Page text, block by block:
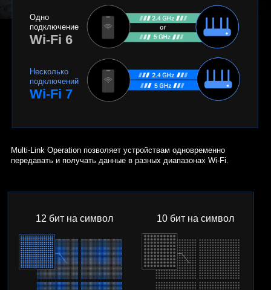
Одно
подключение
Wi-Fi 6
Несколько
подключений
Wi-Fi 7
12 бит на символ 10 бит на символ
Multi-Link Operation позволяет устройствам одновременно
передавать и получать данные в разных диапазонах Wi-Fi.